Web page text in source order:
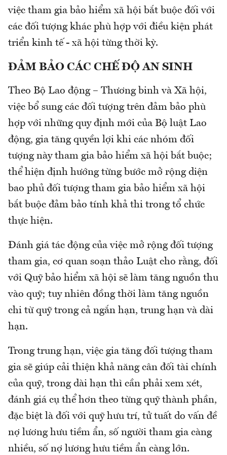
việc tham gia bảo hiểm xã hội bắt buộc đối với
các đối tượng khác phù hợp với điều kiện phát
triển kinh tế - xã hội từng thời kỳ.
ĐẢM BẢO CÁC CHẾ ĐỘ AN SINH
Theo Bộ Lao động – Thương binh và Xã hội,
việc bổ sung các đối tượng trên đảm bảo phù
hợp với những quy định mới của Bộ luật Lao
động, gia tăng quyền lợi khi các nhóm đối
tượng này tham gia bảo hiểm xã hội bắt buộc;
thể hiện định hướng từng bước mở rộng diện
bao phủ đối tượng tham gia bảo hiểm xã hội
bắt buộc đảm bảo tính khả thi trong tổ chức
thực hiện.
Đánh giá tác động của việc mở rộng đối tượng
tham gia, cơ quan soạn thảo Luật cho rằng, đối
với Quỹ bảo hiểm xã hội sẽ làm tăng nguồn thu
vào quỹ; tuy nhiên đồng thời làm tăng nguồn
chi từ quỹ trong cả ngắn hạn, trung hạn và dài
hạn.
Trong trung hạn, việc gia tăng đối tượng tham
gia sẽ giúp cải thiện khả năng cân đối tài chính
của quỹ, trong dài hạn thì cần phải xem xét,
đánh giá cụ thể hơn theo từng quỹ thành phần,
đặc biệt là đối với quỹ hưu trí, tử tuất do vấn đề
nợ lương hưu tiềm ẩn, số người tham gia càng
nhiều, số nợ lương hưu tiềm ẩn càng lớn.